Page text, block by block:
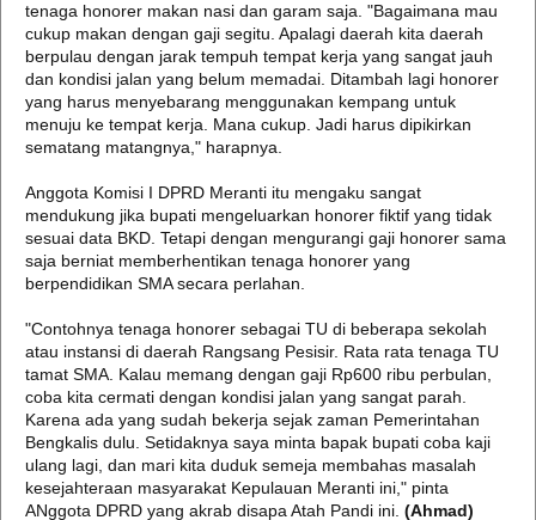
tenaga honorer makan nasi dan garam saja. "Bagaimana mau
cukup makan dengan gaji segitu. Apalagi daerah kita daerah
berpulau dengan jarak tempuh tempat kerja yang sangat jauh
dan kondisi jalan yang belum memadai. Ditambah lagi honorer
yang harus menyebarang menggunakan kempang untuk
menuju ke tempat kerja. Mana cukup. Jadi harus dipikirkan
sematang matangnya," harapnya.
Anggota Komisi I DPRD Meranti itu mengaku sangat
mendukung jika bupati mengeluarkan honorer fiktif yang tidak
sesuai data BKD. Tetapi dengan mengurangi gaji honorer sama
saja berniat memberhentikan tenaga honorer yang
berpendidikan SMA secara perlahan.
"Contohnya tenaga honorer sebagai TU di beberapa sekolah
atau instansi di daerah Rangsang Pesisir. Rata rata tenaga TU
tamat SMA. Kalau memang dengan gaji Rp600 ribu perbulan,
coba kita cermati dengan kondisi jalan yang sangat parah.
Karena ada yang sudah bekerja sejak zaman Pemerintahan
Bengkalis dulu. Setidaknya saya minta bapak bupati coba kaji
ulang lagi, dan mari kita duduk semeja membahas masalah
kesejahteraan masyarakat Kepulauan Meranti ini," pinta
ANggota DPRD yang akrab disapa Atah Pandi ini. (Ahmad)